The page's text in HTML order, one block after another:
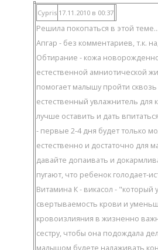
Cypris 17.11.2010 в 00:37
Решила покопаться в этой
Апгар - без комментариев, т.к.
Обтирание - кожа
естественной амниотической
помогает малышу пройти
естественный увлажнитель для
лучше оставить и дать
- первые 2-4 дня будет только
естественно и достаточно для
давайте допаивать и
пугают, что ребенок голодает-
Витамина К - викасол - "который
свертываемость крови и
кровоизлияния в жизненно
сестру, чтобы она подождала
малышом будете налаживать